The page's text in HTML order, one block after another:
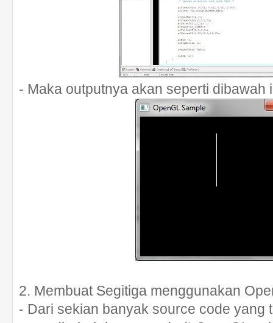
- Maka outputnya akan seperti dibawah
2. Membuat Segitiga menggunakan
- Dari sekian banyak source code yang